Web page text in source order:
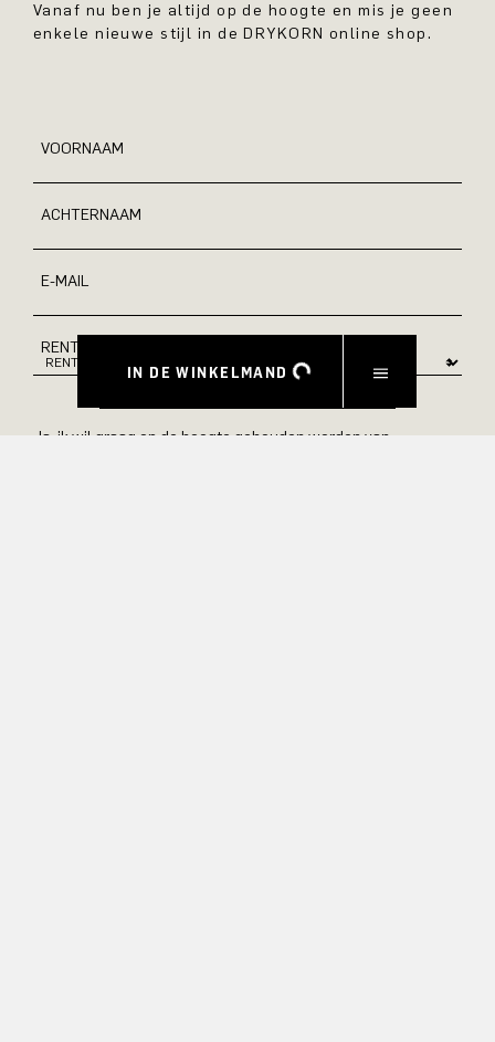
IN DE WINKELMAND
Vanaf nu ben je altijd op de hoogte en mis je geen
enkele nieuwe stijl in de DRYKORN online shop.
VOORNAAM
ACHTERNAAM
E-MAIL
RENTE
Ja, ik wil graag op de hoogte gehouden worden van